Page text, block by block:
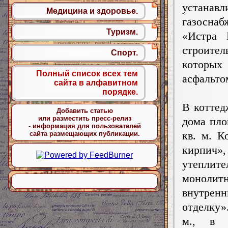
«Истра
В
дома
кв. м.
м., в
Медицина и здоровье.
Туризм.
Спорт.
Полный список всех тем
сайта в алфавитном
порядке.
Добавить статью
или разместить пресс-релиз
- информация для пользователей
сайта размещающих публикации.